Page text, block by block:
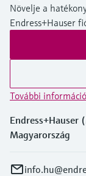
Növelje a
Endress+Hauser
További
Endress+Hauser
Magyarország